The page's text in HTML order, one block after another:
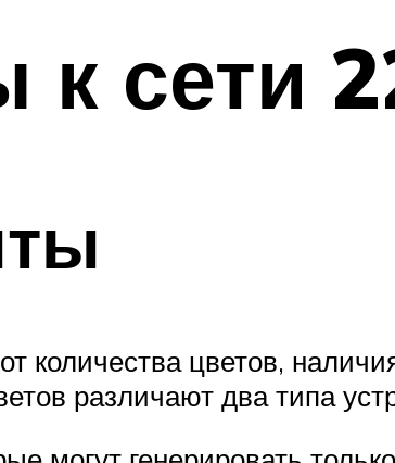
к сети
количества цветов,
различают два типа